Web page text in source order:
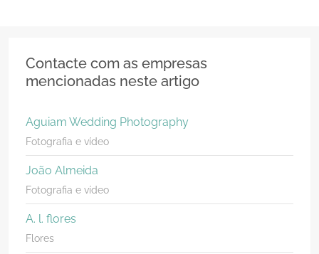
Contacte com as empresas
mencionadas neste artigo
Aguiam Wedding Photography
Fotografia e vídeo
João Almeida
Fotografia e vídeo
A. l. flores
Flores